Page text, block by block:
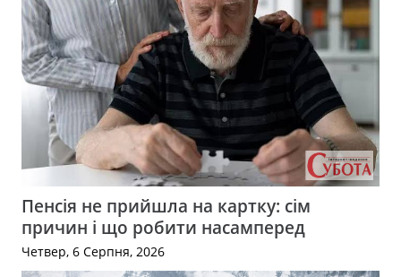
Пенсія не прийшла на картку: сім
причин і що робити насамперед
Четвер, 6 Серпня, 2026